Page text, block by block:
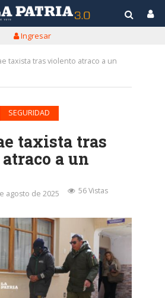
Ingresar
taxista tras violento atraco a un
SEGURIDAD
taxista tras
a un
agosto de 2025 56 Vistas